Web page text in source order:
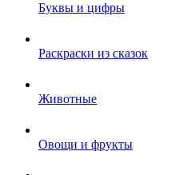
Буквы и цифры
Раскраски из сказок
Животные
Овощи и фрукты